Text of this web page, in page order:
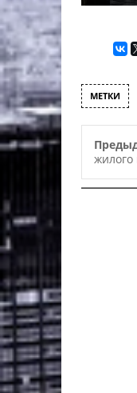
МЕТКИ
жилого